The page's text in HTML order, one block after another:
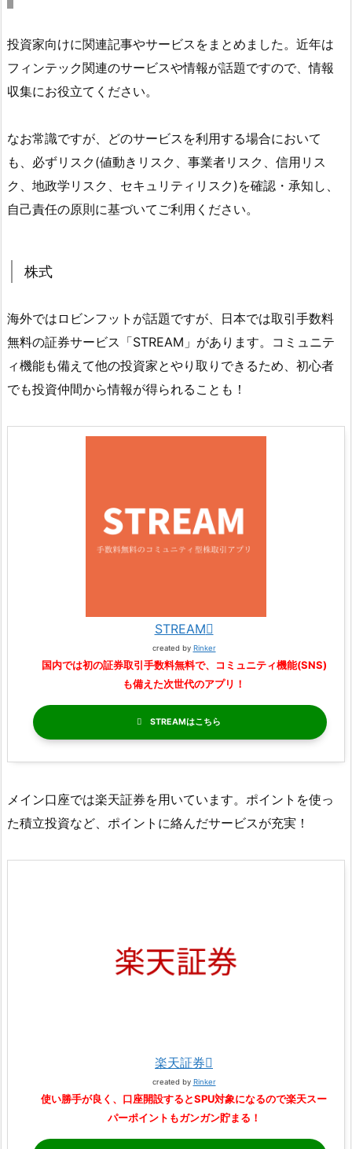
投資家向けに関連記事やサービスをまとめました。近年は
フィンテック関連のサービスや情報が話題ですので、情報
収集にお役立てください。
なお常識ですが、どのサービスを利用する場合において
も、必ずリスク(値動きリスク、事業者リスク、信用リス
ク、地政学リスク、セキュリティリスク)を確認・承知し、
自己責任の原則に基づいてご利用ください。
株式
海外ではロビンフットが話題ですが、日本では取引手数料
無料の証券サービス「STREAM」があります。コミュニテ
ィ機能も備えて他の投資家とやり取りできるため、初心者
でも投資仲間から情報が得られることも！
STREAM
created by Rinker
国内では初の証券取引手数料無料で、コミュニティ機能(SNS)
も備えた次世代のアプリ！
STREAM
メイン口座では楽天証券を用いています。ポイントを使っ
た積立投資など、ポイントに絡んだサービスが充実！
楽天証券
created by Rinker
使い勝手が良く、口座開設するとSPU対象になるので楽天スー
パーポイントもガンガン貯まる！